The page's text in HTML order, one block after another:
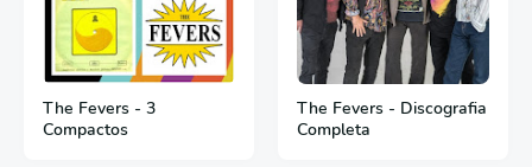
The Fevers - 3
Compactos
The Fevers - Discografia
Completa